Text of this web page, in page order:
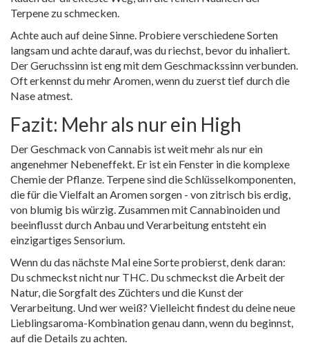
Terpene zu schmecken.
Achte auch auf deine Sinne. Probiere verschiedene Sorten
langsam und achte darauf, was du riechst, bevor du inhaliert.
Der Geruchssinn ist eng mit dem Geschmackssinn verbunden.
Oft erkennst du mehr Aromen, wenn du zuerst tief durch die
Nase atmest.
Fazit: Mehr als nur ein High
Der Geschmack von Cannabis ist weit mehr als nur ein
angenehmer Nebeneffekt. Er ist ein Fenster in die komplexe
Chemie der Pflanze. Terpene sind die Schlüsselkomponenten,
die für die Vielfalt an Aromen sorgen - von zitrisch bis erdig,
von blumig bis würzig. Zusammen mit Cannabinoiden und
beeinflusst durch Anbau und Verarbeitung entsteht ein
einzigartiges Sensorium.
Wenn du das nächste Mal eine Sorte probierst, denk daran:
Du schmeckst nicht nur THC. Du schmeckst die Arbeit der
Natur, die Sorgfalt des Züchters und die Kunst der
Verarbeitung. Und wer weiß? Vielleicht findest du deine neue
Lieblingsaroma-Kombination genau dann, wenn du beginnst,
auf die Details zu achten.